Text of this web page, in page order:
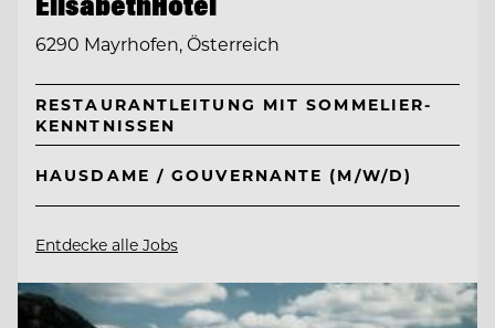
6290 Mayrhofen, Österreich
RESTAURANTLEITUNG MIT SOMMELIER-
KENNTNISSEN
HAUSDAME / GOUVERNANTE (M/W/D)
Entdecke alle Jobs